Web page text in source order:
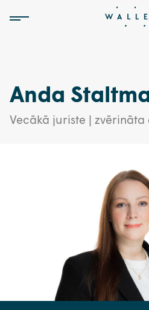
Anda
Vecākā juriste | zvērināta